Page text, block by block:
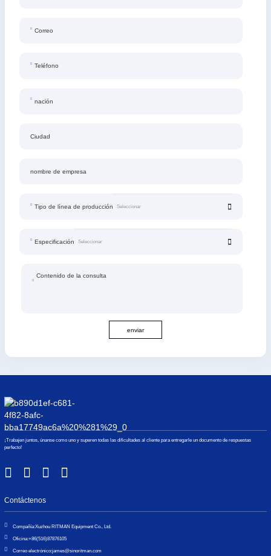
Correo
Teléfono
nación
Ciudad
nombre de empresa
Tipo de línea de producción
Especificación
Contenido de la consulta
enviar
¡Trabajen juntos, únanse como uno y superen todas las dificultades al cliente para entregarle un documento de respuestas
perfecto!
Contáctenos
Compañía:Xuzhou RITMAN Equipment Co., Ltd.
Oficina:+86(516)87876105
Correo electrónico:james@sinoritman.com